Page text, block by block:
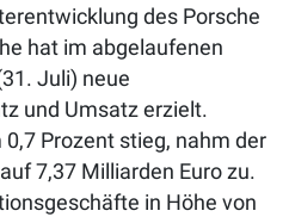
des Porsche
hat im abgelaufenen
Juli) neue
und Umsatz erzielt.
Prozent stieg, nahm der
7,37 Milliarden Euro zu.
in Höhe von